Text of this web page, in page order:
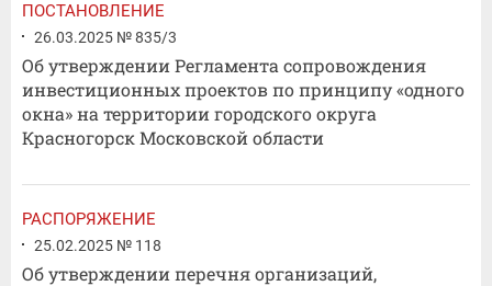
ПОСТАНОВЛЕНИЕ
26.03.2025 № 835/3
Об утверждении Регламента сопровождения
инвестиционных проектов по принципу «одного
окна» на территории городского округа
Красногорск Московской области
РАСПОРЯЖЕНИЕ
25.02.2025 № 118
Об утверждении перечня организаций,